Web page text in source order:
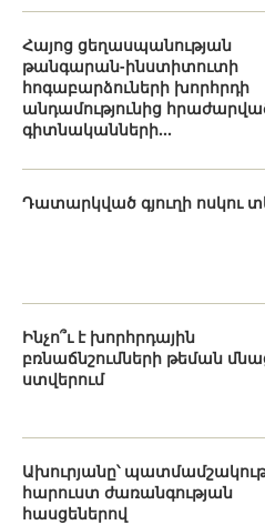
Հայոց ցեղասպանության
թանգարան-ինստիտուտի
հոգաբարձուների խորհրդի
անդամությունից
գիտնականների...
Դատարկված գյուղի ոսկու
Ինչո՞ւ է խորհրդային
բռնաճնշումների թեման
ստվերում
Ախուրյանը՝
հարուստ ժառանգության
հասցեներով